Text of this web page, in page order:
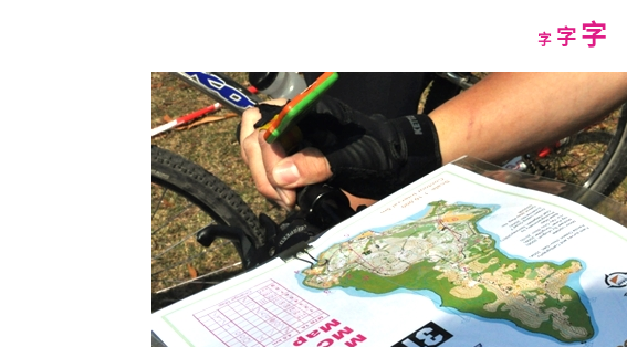
字Decrease
size.
字Reset
size.
字